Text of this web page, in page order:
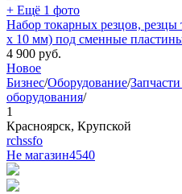
+ Ещё 1 фото
Набор токарных резцов,
х 10 мм) под сменные
4 900 руб.
Новое
Бизнес/Оборудование/
оборудования/
1
Красноярск, Крупской
rchssfo
Не магазин4540